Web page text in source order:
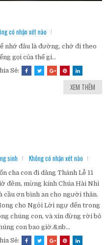
có nhận xét nào
nhớ đâu là đường, chớ đi theo
gọi của thế gi...
Sẻ:
XEM THÊM
sinh Không có nhận xét nào
cha con đi dâng Thánh Lễ 11
đêm, mừng kính Chúa Hài Nhi
cầu ơn bình an cho người thân.
cho Ngôi Lời ngự đến trong
chúng con, và xin đừng rời bỏ
con bao giờ.&nb...
Sẻ: